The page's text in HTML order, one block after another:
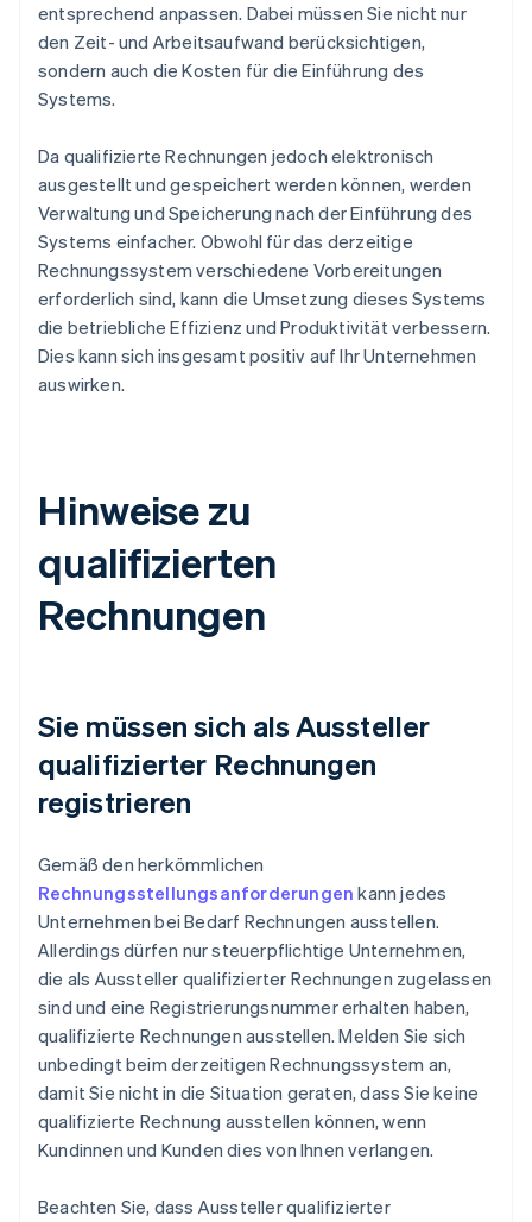
entsprechend anpassen. Dabei müssen Sie nicht nur
den Zeit- und Arbeitsaufwand berücksichtigen,
sondern auch die Kosten für die Einführung des
Systems.
Da qualifizierte Rechnungen jedoch elektronisch
ausgestellt und gespeichert werden können, werden
Verwaltung und Speicherung nach der Einführung des
Systems einfacher. Obwohl für das derzeitige
Rechnungssystem verschiedene Vorbereitungen
erforderlich sind, kann die Umsetzung dieses Systems
die betriebliche Effizienz und Produktivität verbessern.
Dies kann sich insgesamt positiv auf Ihr Unternehmen
auswirken.
Hinweise zu
qualifizierten
Rechnungen
Sie müssen sich als Aussteller
qualifizierter Rechnungen
registrieren
Gemäß den herkömmlichen
Rechnungsstellungsanforderungen kann jedes
Unternehmen bei Bedarf Rechnungen ausstellen.
Allerdings dürfen nur steuerpflichtige Unternehmen,
die als Aussteller qualifizierter Rechnungen zugelassen
sind und eine Registrierungsnummer erhalten haben,
qualifizierte Rechnungen ausstellen. Melden Sie sich
unbedingt beim derzeitigen Rechnungssystem an,
damit Sie nicht in die Situation geraten, dass Sie keine
qualifizierte Rechnung ausstellen können, wenn
Kundinnen und Kunden dies von Ihnen verlangen.
Beachten Sie, dass Aussteller qualifizierter